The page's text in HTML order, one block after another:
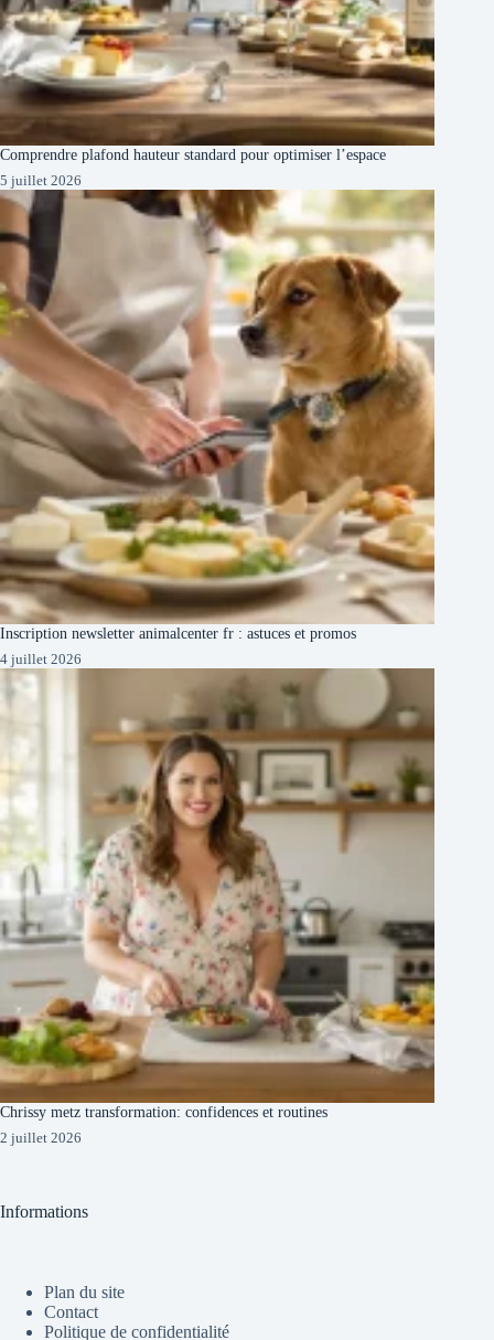
Comprendre plafond hauteur standard pour optimiser l’espace
5 juillet 2026
Inscription newsletter animalcenter fr : astuces et promos
4 juillet 2026
Chrissy metz transformation: confidences et routines
2 juillet 2026
Informations
Plan du site
Contact
Politique de confidentialité